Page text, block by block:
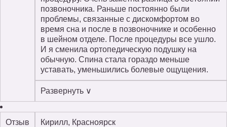
позвоночника. Раньше постоянно были
проблемы, связанные с дискомфортом во
время сна и после в позвоночнике и особенно
в шейном отделе. После процедуры все ушло.
И я сменила ортопедическую подушку на
обычную. Спина стала гораздо меньше
уставать, уменьшились болевые ощущения.
Развернуть ∨
Отзыв
Кирилл, Красноярск